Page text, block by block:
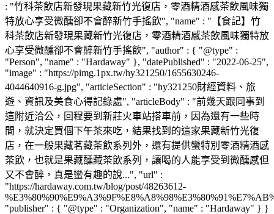
: "竹科茶飲店新發現果藏新竹光復店，零酒精酒感茶飲風味獨
特放心享受微醺卻不會醉新竹手搖飲", "name" : "【食記】竹
科茶飲店新發現果藏新竹光復店，零酒精酒感茶飲風味獨特放
心享受微醺卻不會醉新竹手搖飲", "author" : { "@type" :
"Person", "name" : "Hardaway" }, "datePublished" : "2022-06-25",
"image" : "https://pimg.1px.tw/hy321250/1655630246-
4044640916-g.jpg", "articleSection" : "hy321250財經資料、旅
遊、資訊及美食心得記錄處", "articleBody" : "前幾天跟同事到
這附近洽公，回程要到新莊火車站搭車前，因為還有一些時
間，就決定買個下午茶來吃，結果找到的這家果藏新竹光復
店，在一般果藏茗藏茶飲系列外，還有提供蠻特別零酒精酒感
茶飲，也就是果藏醺藏茶飲系列，讓喝的人能享受到微醺感但
又不會醉，真是蠻有趣的說...", "url" :
"https://hardaway.com.tw/blog/post/48263612-
"publisher" : { "@type" : "Organization", "name" : "Hardaway" } }